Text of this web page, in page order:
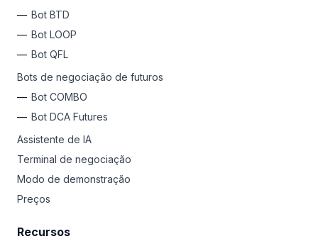
Bot BTD
Bot LOOP
Bot QFL
Bots de negociação de futuros
Bot COMBO
Bot DCA Futures
Assistente de IA
Terminal de negociação
Modo de demonstração
Preços
Recursos